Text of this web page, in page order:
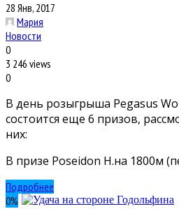
28 Янв, 2017
Мария
Новости
0
3 246 views
0
В день розыгрыша Pegasus
состоится еще 6 призов,
них:
В призе Poseidon H.на 1800м
Подробнее
0%